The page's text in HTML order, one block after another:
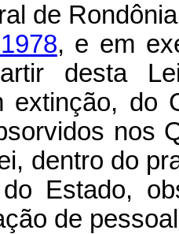
de
, e em
desta
extinção, do
nos
dentro do
Estado,
de